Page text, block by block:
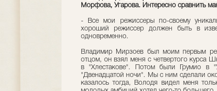
Морфова, Угарова. Интересно сравнить
- Все мои режиссеры по-своему
хороший режиссер должен быть в
одновременно.
Владимир Мирзоев был моим первым
отцом, он взял меня с четвертого курса
в "Хлестакове". Потом были Грумио в
"Двенадцатой ночи". Мы с ним сделали
казалось тогда, Володя видел меня